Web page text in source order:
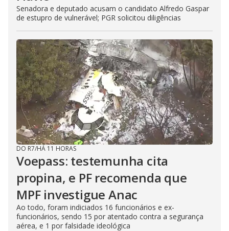
Senadora e deputado acusam o candidato Alfredo Gaspar
de estupro de vulnerável; PGR solicitou diligências
DO R7/HÁ 11 HORAS
Voepass: testemunha cita
propina, e PF recomenda que
MPF investigue Anac
Ao todo, foram indiciados 16 funcionários e ex-
funcionários, sendo 15 por atentado contra a segurança
aérea, e 1 por falsidade ideológica